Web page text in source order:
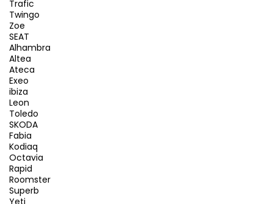
Trafic
Twingo
Zoe
SEAT
Alhambra
Altea
Ateca
Exeo
ibiza
Leon
Toledo
SKODA
Fabia
Kodiaq
Octavia
Rapid
Roomster
Superb